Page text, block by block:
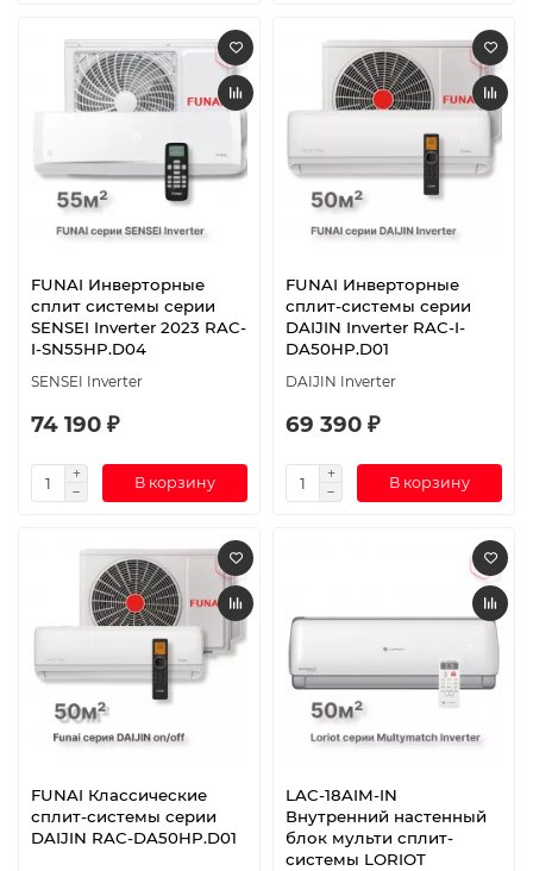
FUNAI Инверторные
сплит системы серии
SENSEI Inverter 2023 RAC-
I-SN55HP.D04
SENSEI Inverter
74 190 ₽
В корзину
FUNAI Инверторные
сплит-системы серии
DAIJIN Inverter RAC-I-
DA50HP.D01
DAIJIN Inverter
69 390 ₽
В корзину
FUNAI Классические
сплит-системы серии
DAIJIN RAC-DA50HP.D01
LAC-18AIM-IN
Внутренний настенный
блок мульти сплит-
системы LORIOT